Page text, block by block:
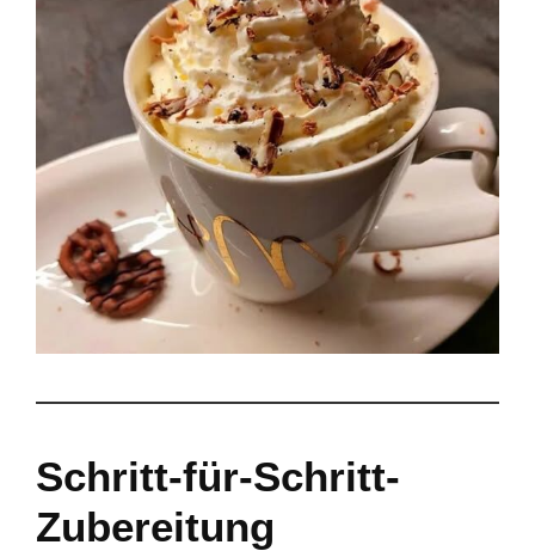
Schritt-für-Schritt-
Zubereitung